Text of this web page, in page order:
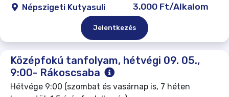
Népszigeti Kutyasuli
3.000 Ft/Alkalom
Jelentkezés
Középfokú tanfolyam, hétvégi 09. 05.,
9:00- Rákoscsaba
Hétvége 9:00 (szombat és vasárnap is, 7 héten